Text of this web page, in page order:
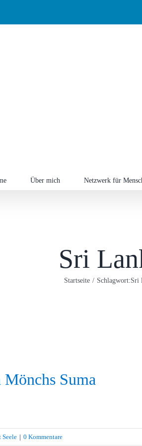
Über mich Netzwerk für
Sri
Startseite / Schlagwort:Sri
Mönchs Suma
Seele | 0 Kommentare